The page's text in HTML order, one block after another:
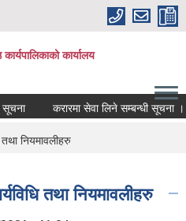
कार्यालय
करारमा सेवा लिने सम्बन्धी सूचना ।
तथा नियमावलीहरु
तथा नियमावलीहरु